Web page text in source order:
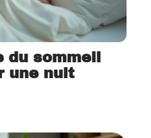
du sommeil
une nuit